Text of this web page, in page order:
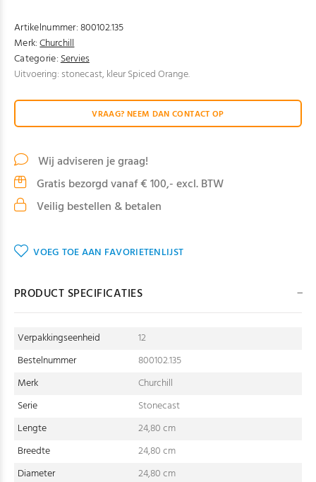
Artikelnummer:800102.135
Merk:Churchill
Categorie:Servies
Uitvoering: stonecast, kleur Spiced Orange.
VRAAG? NEEM DAN CONTACT OP
Wij adviseren je graag!
Gratis bezorgd vanaf € 100,- excl. BTW
Veilig bestellen & betalen
VOEG TOE AAN FAVORIETENLIJST
PRODUCT SPECIFICATIES
Verpakkingseenheid
12
Bestelnummer
800102.135
Merk
Churchill
Serie
Stonecast
Lengte
24,80 cm
Breedte
24,80 cm
Diameter
24,80 cm